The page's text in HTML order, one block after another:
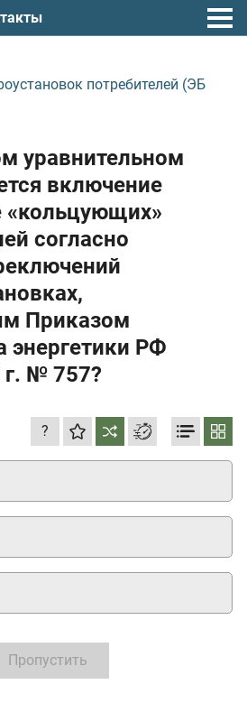
потребителей (ЭБ
уравнительном
включение
«кольцующих»
согласно
Приказом
энергетики РФ
№ 757?
?
Пропустить